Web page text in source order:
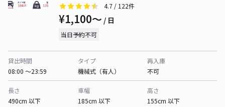
4.7 / 122件
¥1,100〜 / 日
当日予約不可
貸出時間
08:00 〜23:59
タイプ
機械式（有人）
再入庫
不可
長さ
490cm 以下
車幅
185cm 以下
高さ
155cm 以下